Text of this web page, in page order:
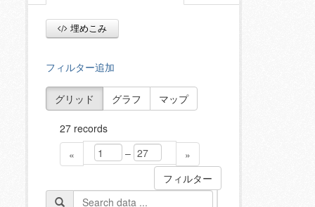
埋めこみ
フィルター追加